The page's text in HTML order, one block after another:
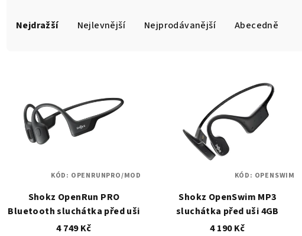
a
d
Nejdražší Nejlevnější Nejprodávanější Abecedně
r
Shokz OpenRun PRO
Bluetooth sluchátka před uši
4 749 Kč
KÓD: OPENRUNPRO/MOD
Shokz OpenSwim MP3
sluchátka před uši 4GB
4 190 Kč
KÓD: OPENSWIM